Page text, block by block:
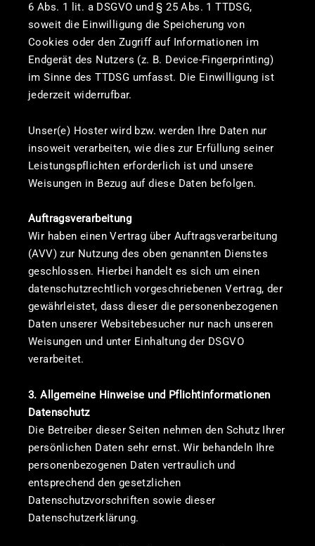
6 Abs. 1 lit. a DSGVO und § 25 Abs. 1 TTDSG,
soweit die Einwilligung die Speicherung von
Cookies oder den Zugriff auf Informationen im
Endgerät des Nutzers (z. B. Device-Fingerprinting)
im Sinne des TTDSG umfasst. Die Einwilligung ist
jederzeit widerrufbar.
Unser(e) Hoster wird bzw. werden Ihre Daten nur
insoweit verarbeiten, wie dies zur Erfüllung seiner
Leistungspflichten erforderlich ist und unsere
Weisungen in Bezug auf diese Daten befolgen.
Auftragsverarbeitung
Wir haben einen Vertrag über Auftragsverarbeitung
(AVV) zur Nutzung des oben genannten Dienstes
geschlossen. Hierbei handelt es sich um einen
datenschutzrechtlich vorgeschriebenen Vertrag, der
gewährleistet, dass dieser die personenbezogenen
Daten unserer Websitebesucher nur nach unseren
Weisungen und unter Einhaltung der DSGVO
verarbeitet.
3. Allgemeine Hinweise und Pflicht­informationen
Datenschutz
Die Betreiber dieser Seiten nehmen den Schutz Ihrer
persönlichen Daten sehr ernst. Wir behandeln Ihre
personenbezogenen Daten vertraulich und
entsprechend den gesetzlichen
Datenschutzvorschriften sowie dieser
Datenschutzerklärung.